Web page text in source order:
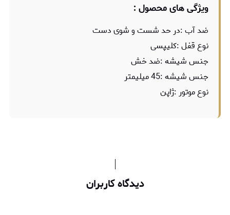
ویژگی های محصول :
ضد آب :در حد شست و شوی دست
نوع قفل :کلیپسی
جنس شیشه :ضد خش
جنس شیشه :45 میلیمتر
نوع موتور :ژاپن
دیدگاه کاربران